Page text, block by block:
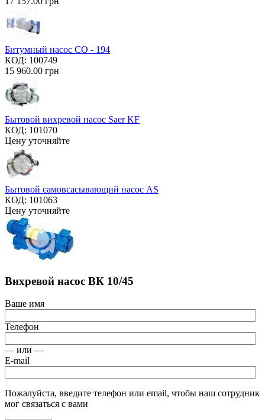
Битумный насос СО - 194
КОД: 100749
15 960.00 грн
Бытовой вихревой насос Saer KF
КОД: 101070
Цену уточняйте
Бытовой самовсасывающий насос AS
КОД: 101063
Цену уточняйте
Вихревой насос ВК 10/45
Ваше имя
Телефон
— или —
E-mail
Пожалуйста, введите телефон или email, чтобы наш сотрудник
мог связаться с вами